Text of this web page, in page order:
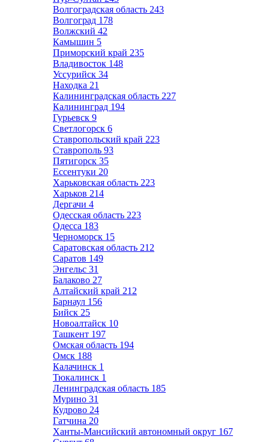
Волгоградская область 243
Волгоград 178
Волжский 42
Камышин 5
Приморский край 235
Владивосток 148
Уссурийск 34
Находка 21
Калининградская область 227
Калининград 194
Гурьевск 9
Светлогорск 6
Ставропольский край 223
Ставрополь 93
Пятигорск 35
Ессентуки 20
Харьковская область 223
Харьков 214
Дергачи 4
Одесская область 223
Одесса 183
Черноморск 15
Саратовская область 212
Саратов 149
Энгельс 31
Балаково 27
Алтайский край 212
Барнаул 156
Бийск 25
Новоалтайск 10
Ташкент 197
Омская область 194
Омск 188
Калачинск 1
Тюкалинск 1
Ленинградская область 185
Мурино 31
Кудрово 24
Гатчина 20
Ханты-Мансийский автономный округ 167